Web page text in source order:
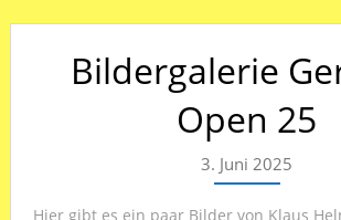
Bildergalerie
Open 25
3. Juni 2025
Hier gibt es ein paar Bilder von Klaus